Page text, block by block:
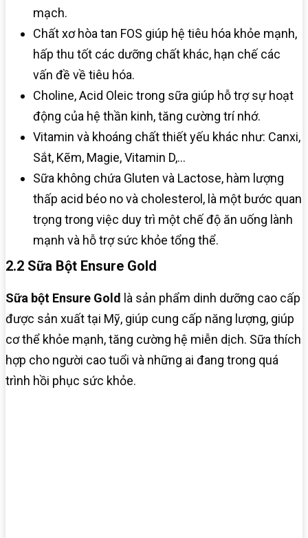
mạch.
Chất xơ hòa tan FOS giúp hệ tiêu hóa khỏe mạnh,
hấp thu tốt các dưỡng chất khác, hạn chế các
vấn đề về tiêu hóa.
Choline, Acid Oleic trong sữa giúp hỗ trợ sự hoạt
động của hệ thần kinh, tăng cường trí nhớ.
Vitamin và khoáng chất thiết yếu khác như: Canxi,
Sắt, Kẽm, Magie, Vitamin D,…
Sữa không chứa Gluten và Lactose, hàm lượng
thấp acid béo no và cholesterol, là một bước quan
trọng trong việc duy trì một chế độ ăn uống lành
mạnh và hỗ trợ sức khỏe tổng thể.
2.2 Sữa Bột Ensure Gold
Sữa bột Ensure Gold là sản phẩm dinh dưỡng cao cấp
được sản xuất tại Mỹ, giúp cung cấp năng lượng, giúp
cơ thể khỏe mạnh, tăng cường hệ miễn dịch. Sữa thích
hợp cho người cao tuổi và những ai đang trong quá
trình hồi phục sức khỏe.